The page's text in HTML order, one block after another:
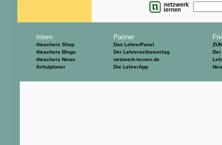
Intern
4teachers Shop
4teachers Blogs
4teachers News
Schulplaner
Partner
Das LehrerPanel
Der Lehrerselbstverlag
netzwerk-lernen.de
Die LehrerApp